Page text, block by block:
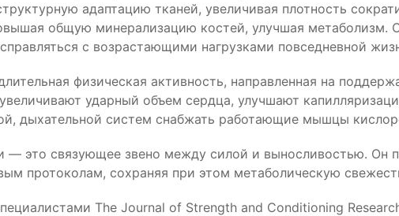
адаптацию тканей, увеличивая плотность
общую минерализацию костей, улучшая
с возрастающими нагрузками повседневной
физическая активность, направленная на
ударный объем сердца, улучшают
дыхательной систем снабжать работающие мышцы
— это связующее звено между силой и выносливостью. Он
протоколам, сохраняя при этом метаболическую
The Journal of Strength and Conditioning